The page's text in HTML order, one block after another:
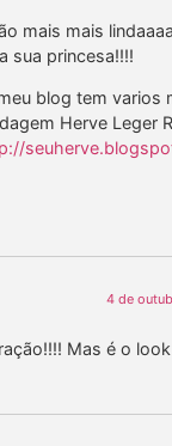
mais mais
sua princesa!!!!
blog tem varios
Herve Leger
4 de
Mas é o